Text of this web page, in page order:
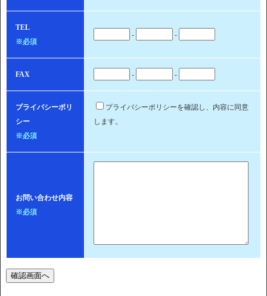
TEL
※必須
- -
FAX - -
プライバシーポリ
シー
※必須
プライバシーポリシーを確認し、内容に同意
します。
お問い合わせ内容
※必須